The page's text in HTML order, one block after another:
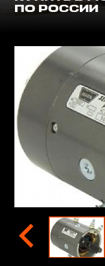
ПО РОССИИ